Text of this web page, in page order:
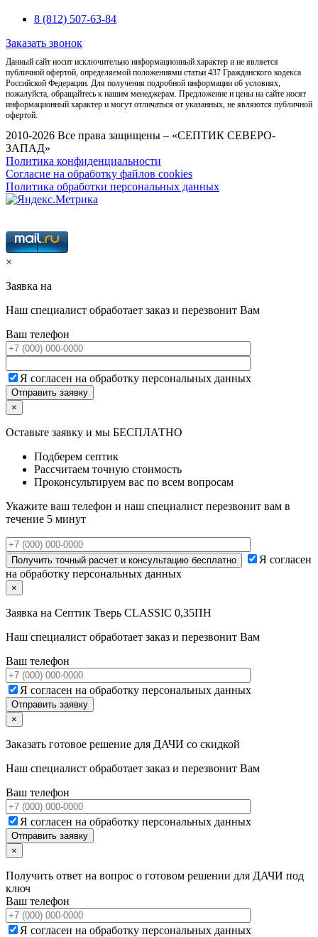
8 (812) 507-63-84
Заказать звонок
Данный сайт носит исключительно информационный характер и не является
публичной офертой, определяемой положениями статьи 437 Гражданского кодекса
Российской Федерации. Для получения подробной информации об условиях,
пожалуйста, обращайтесь к нашим менеджерам. Предложение и цены на сайте носят
информационный характер и могут отличаться от указанных, не являются публичной
офертой.
2010-2026 Все права защищены – «СЕПТИК СЕВЕРО-
ЗАПАД»
Политика конфиденциальности
Согласие на обработку файлов cookies
Политика обработки персональных данных
×
Заявка на
Наш специалист обработает заказ и перезвонит Вам
Ваш телефон
Я согласен на обработку персональных данных
×
Оставьте заявку и мы БЕСПЛАТНО
Подберем септик
Рассчитаем точную стоимость
Проконсультируем вас по всем вопросам
Укажите ваш телефон и наш специалист перезвонит вам в
течение 5 минут
Я согласен
на обработку персональных данных
×
Заявка на Септик Тверь CLASSIC 0,35ПН
Наш специалист обработает заказ и перезвонит Вам
Ваш телефон
Я согласен на обработку персональных данных
×
Заказать готовое решение для ДАЧИ со скидкой
Наш специалист обработает заказ и перезвонит Вам
Ваш телефон
Я согласен на обработку персональных данных
×
Получить ответ на вопрос о готовом решении для ДАЧИ под
ключ
Ваш телефон
Я согласен на обработку персональных данных